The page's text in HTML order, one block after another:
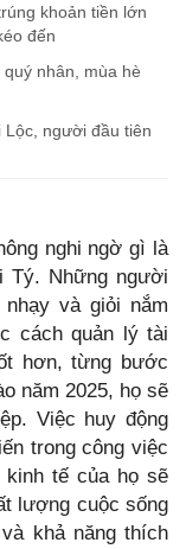
khoản tiền lớn
đến
nhân, mùa hè
người đầu tiên
nghi ngờ gì là
Tý. Những người
và giỏi nắm
cách quản lý tài
hơn, từng bước
năm 2025, họ sẽ
Việc huy động
trong công việc
tế của họ sẽ
lượng cuộc sống
khả năng thích